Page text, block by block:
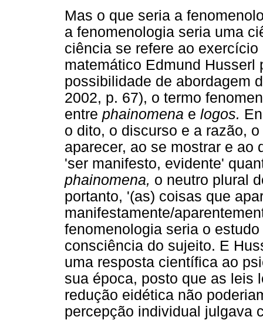
Mas o que seria a
a fenomenologia seria uma
ciência se refere ao
matemático Edmund Husserl
possibilidade de abordagem
2002, p. 67), o termo
entre phainomena e logos.
o dito, o discurso e a razão,
aparecer, ao se mostrar e ao
'ser manifesto, evidente'
phainomena, o neutro plural
portanto, '(as) coisas que
manifestamente/
fenomenologia seria o
consciência do sujeito. E
uma resposta científica ao
sua época, posto que as leis
redução eidética não
percepção individual julgava